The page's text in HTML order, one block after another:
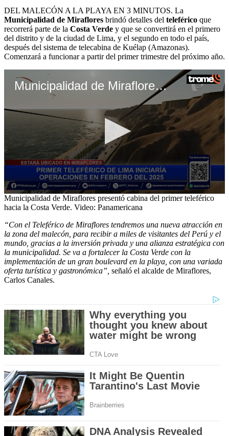
DEL MALECÓN A LA PLAYA EN 3 MINUTOS. La
Municipalidad de Miraflores brindó detalles del teleférico que
recorrerá parte de la Costa Verde y que se convertirá en el primero
del distrito y de la ciudad de Lima, y el segundo en todo el país,
después del sistema de telecabina de Kuélap (Amazonas).
Comenzará a funcionar a partir del primer trimestre del próximo año.
Municipalidad de Miraflores presentó cabina del primer teleférico hacia la Costa Verde. Video: Panamericana
0
seconds
2
minutes,
9
seconds
Municipalidad de Miraflores presentó cabina del primer teleférico
hacia la Costa Verde. Video: Panamericana
“Con el Teleférico de Miraflores tendremos una nueva atracción en
la zona del malecón, para recibir a miles de visitantes del Perú y el
mundo, gracias a la inversión privada y una alianza estratégica con
la municipalidad. Se va a fortalecer la Costa Verde con la
implementación de un gran boulevard en la playa, con una variada
oferta turística y gastronómica”, señaló el alcalde de Miraflores,
Carlos Canales.